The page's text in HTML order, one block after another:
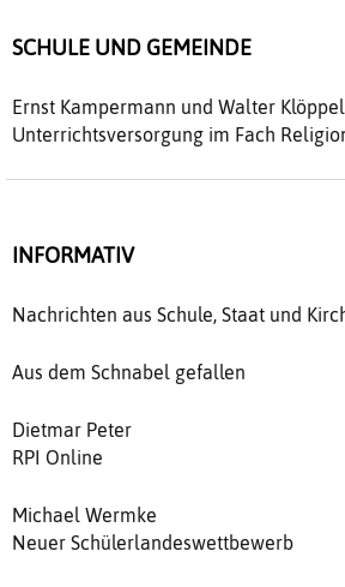
SCHULE UND GEMEINDE
Ernst Kampermann und Walter Klöppel
Unterrichtsversorgung im Fach
INFORMATIV
Nachrichten aus Schule, Staat und
Aus dem Schnabel gefallen
Dietmar Peter
RPI Online
Michael Wermke
Neuer Schülerlandeswettbewerb